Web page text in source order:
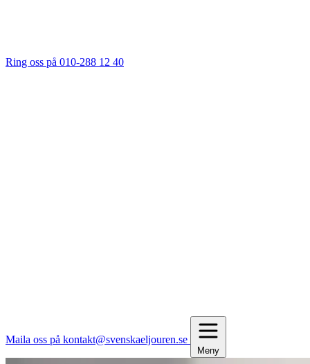
Ring oss på 010-288 12 40
Maila oss på kontakt@svenskaeljouren.se
Meny